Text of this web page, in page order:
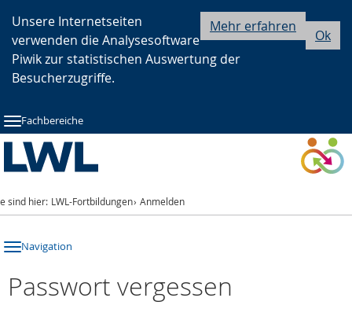
Hauptnavigation
Seitennavigation
Inhalt
Ok
Mehr erfahren
Unsere Internetseiten
verwenden die Analysesoftware
Piwik zur statistischen Auswertung der
Besucherzugriffe.
Fachbereiche
sind hier: LWL-Fortbildungen Anmelden
Navigation
Passwort vergessen